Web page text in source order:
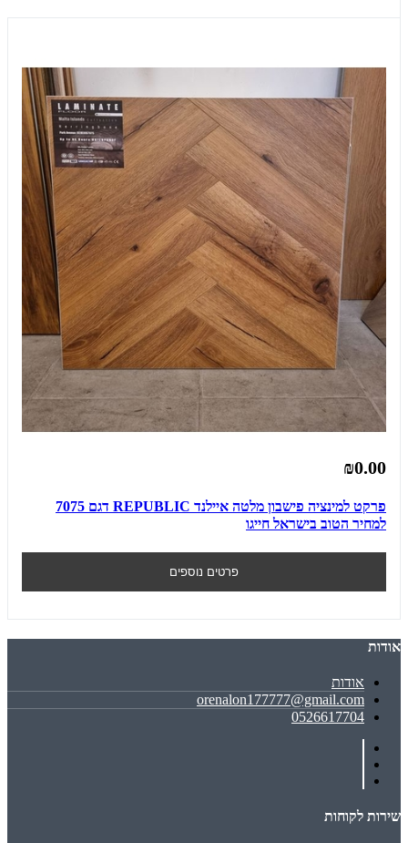
₪0.00
פרקט למינציה פישבון מלטה איילנד REPUBLIC דגם 7075
למחיר הטוב בישראל חייגו
פרטים נוספים
אודות
אודות
orenalon177777@gmail.com
0526617704
שירות לקוחות